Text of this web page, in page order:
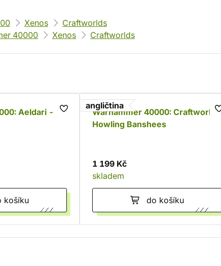
Xenos
Craftworlds
40000 Xenos Craftworlds
Aeldari -
košíku
angličtina
Warhammer 40000: Craftworlds
Howling Banshees
1 199 Kč
skladem
do košíku